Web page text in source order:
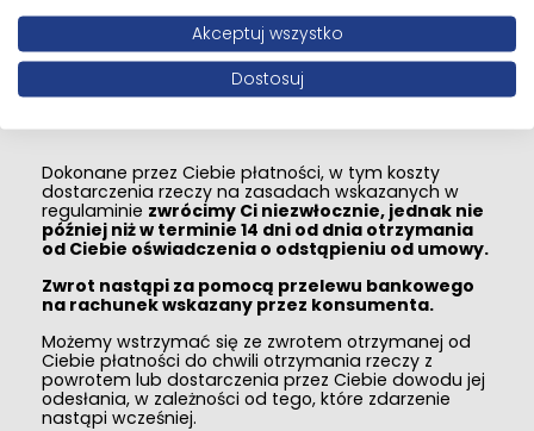
zawarcia umowy.
Do zachowania terminu wystarczy wysłanie
oświadczenia odstąpienia od umowy przed jego
Dokonane przez Ciebie płatności, w tym koszty
dostarczenia rzeczy na zasadach wskazanych w
regulaminie zwrócimy Ci niezwłocznie, jednak nie
później niż w terminie 14 dni od dnia otrzymania
od Ciebie oświadczenia o odstąpieniu od umowy.
Zwrot nastąpi za pomocą przelewu bankowego
na rachunek wskazany przez konsumenta.
Możemy wstrzymać się ze zwrotem otrzymanej od
Ciebie płatności do chwili otrzymania rzeczy z
powrotem lub dostarczenia przez Ciebie dowodu jej
odesłania, w zależności od tego, które zdarzenie
nastąpi wcześniej.
Akceptuj wszystko
Dostosuj